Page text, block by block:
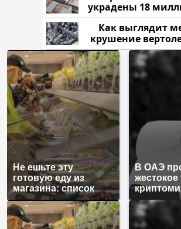
украдены 18
рублей
Как выглядит
крушение
Кавказе:
Не ешьте эту
готовую еду из
магазина: список
В ОАЭ
жестокое